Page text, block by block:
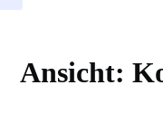
Ansicht: